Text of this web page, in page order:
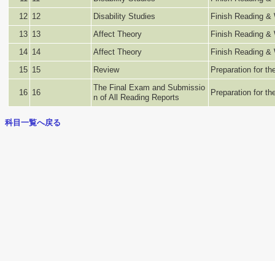
12 12 Disability Studies
Finish Reading &
13 13 Affect Theory
Finish Reading &
14 14 Affect Theory
Finish Reading &
15 15 Review Preparation for
16 16
The Final Exam and Submissio
n of All Reading Reports
Preparation for
科目一覧へ戻る